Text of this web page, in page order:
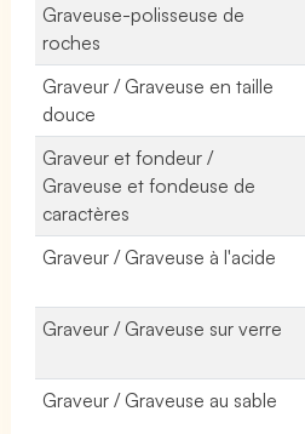
Graveuse-polisseuse de
roches
Graveur / Graveuse en taille
douce
Graveur et fondeur /
Graveuse et fondeuse de
caractères
Graveur / Graveuse à l'acide
Graveur / Graveuse sur verre
Graveur / Graveuse au sable